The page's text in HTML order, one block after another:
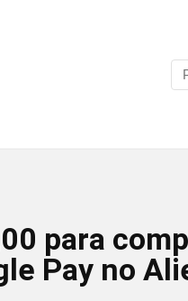
para
Pay no